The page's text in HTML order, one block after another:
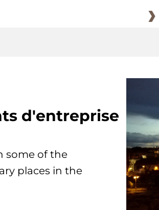
d'entreprise
some of the
places in the